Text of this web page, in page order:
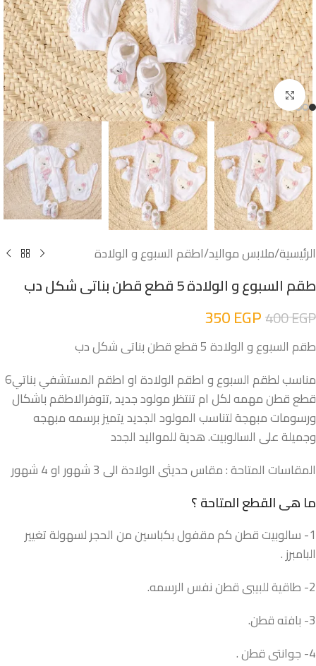
اضغط للتكبير
الرئيسية/ملابس مواليد/اطقم السبوع و الولادة
طقم السبوع و الولادة 5 قطع قطن بناتى شكل دب
400EGP
350EGP
طقم السبوع و الولادة 5 قطع قطن بناتى شكل دب
مناسب لطقم السبوع و اطقم الولادة او اطقم المستشفي بناتي6
قطع قطن مهمه لكل ام تنتظر مولود جديد ,تتوفرالاطقم باشكال
ورسومات مبهجة لتناسب المولود الجديد يتميز برسمه مبهجه
وجميلة على السالوبيت. هدية للمواليد الجدد
المقاسات المتاحة : مقاس حديثى الولادة الى 3 شهور او 4 شهور
ما هى القطع المتاحة ؟
1- سالوبيت قطن كم مقفول بكباسين من الحجر لسهولة تغيير
البامبرز .
2- طاقية للبيبى قطن نفس الرسمه.
3- بافته قطن.
4- جوانتى قطن .